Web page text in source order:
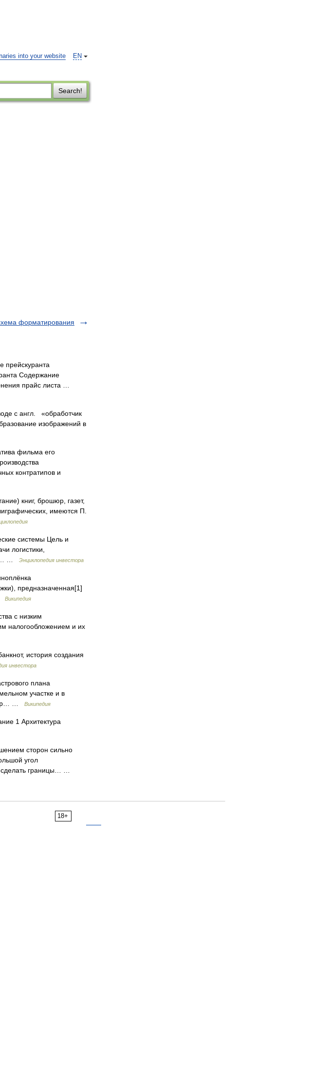
EN
into your website
Search!
форматирования
прейскуранта
Содержание
прайс листа …
с англ. «обработчик
изображений в
фильма его
контратипов и
книг, брошюр, газет,
имеются П.
системы Цель и
логистики,
…
Энциклопедия инвестора
предназначенная[1]
Википедия
с низким
налогообложением и их
история создания
инвестора
плана
участке и в
…
Википедия
1 Архитектура
сторон сильно
угол
сделать границы… …
18+